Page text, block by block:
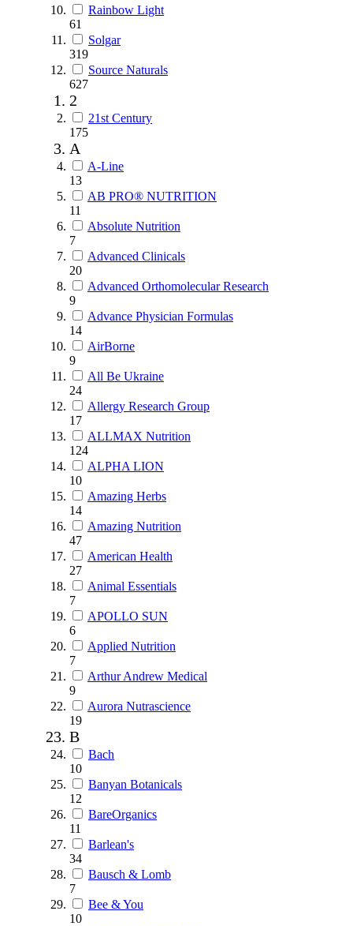
Rainbow Light
61
Solgar
319
Source Naturals
627
2
21st Century
175
A
A-Line
13
AB PRO® NUTRITION
11
Absolute Nutrition
7
Advanced Clinicals
20
Advanced Orthomolecular Research
9
Advance Physician Formulas
14
AirBorne
9
All Be Ukraine
24
Allergy Research Group
17
ALLMAX Nutrition
124
ALPHA LION
10
Amazing Herbs
14
Amazing Nutrition
47
American Health
27
Animal Essentials
7
APOLLO SUN
6
Applied Nutrition
7
Arthur Andrew Medical
9
Aurora Nutrascience
19
B
Bach
10
Banyan Botanicals
12
BareOrganics
11
Barlean's
34
Bausch & Lomb
7
Bee & You
10